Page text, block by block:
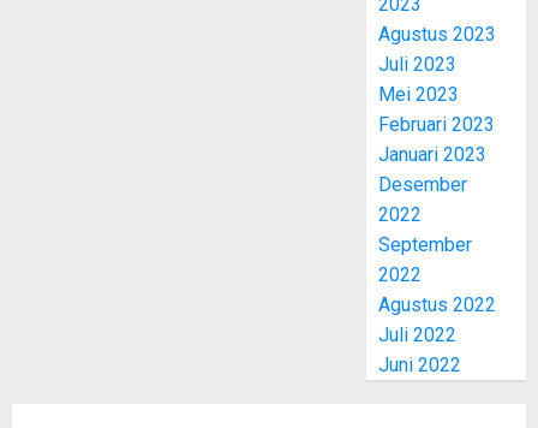
Agustus 2023
Juli 2023
Mei 2023
Februari 2023
Januari 2023
Desember
2022
September
2022
Agustus 2022
Juli 2022
Juni 2022